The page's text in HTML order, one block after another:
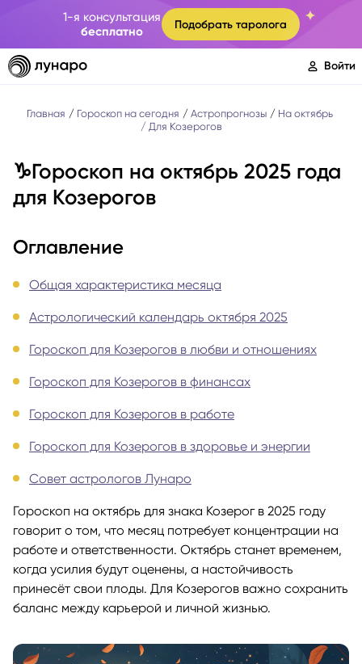
1-я консультация
бесплатно
Подобрать таролога
Войти
Главная Гороскоп на сегодня Астропрогнозы
На октябрь
Для Козерогов
♑️Гороскоп на октябрь 2025 года
для Козерогов
Оглавление
Общая характеристика месяца
Астрологический календарь октября 2025
Гороскоп для Козерогов в любви и отношениях
Гороскоп для Козерогов в финансах
Гороскоп для Козерогов в работе
Гороскоп для Козерогов в здоровье и энергии
Совет астрологов Лунаро
Гороскоп на октябрь для знака Козерог в 2025 году
говорит о том, что месяц потребует концентрации на
работе и ответственности. Октябрь станет временем,
когда усилия будут оценены, а настойчивость
принесёт свои плоды. Для Козерогов важно сохранить
баланс между карьерой и личной жизнью.